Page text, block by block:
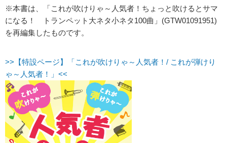
※本書は、「これが吹けりゃ～人気者！ちょっと吹けるとサマ
になる！ トランペット大ネタ小ネタ100曲」(GTW01091951)
を再編集したものです。
>>【特設ページ】「これが吹けりゃ～人気者！/ これが弾けり
ゃ～人気者！」<<